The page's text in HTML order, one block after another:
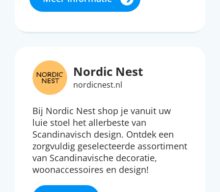
Nordic Nest
nordicnest.nl
Bij Nordic Nest shop je vanuit uw
luie stoel het allerbeste van
Scandinavisch design. Ontdek een
zorgvuldig geselecteerde assortiment
van Scandinavische decoratie,
woonaccessoires en design!